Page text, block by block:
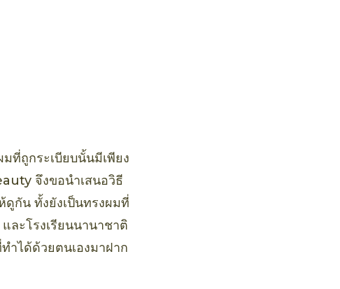
ที่ถูกระเบียบนั้นมีเพียง
จึงขอนำเสนอวิธี
ดูกัน ทั้งยังเป็นทรงผมที่
ละโรงเรียนนานาชาติ
ำได้ด้วยตนเองมาฝาก